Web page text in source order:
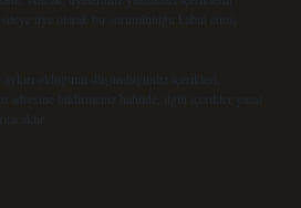
üye olarak bu sorumluluğu kabul etmiş
olduğunu düşündüğünüz içerikleri,
adresine bildirmeniz halinde, ilgili içerikler yasal